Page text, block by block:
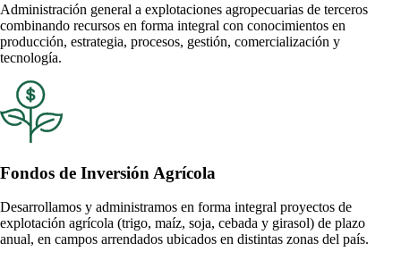
Administración general a explotaciones agropecuarias de terceros
combinando recursos en forma integral con conocimientos en
producción, estrategia, procesos, gestión, comercialización y
tecnología.
Fondos de Inversión Agrícola
Desarrollamos y administramos en forma integral proyectos de
explotación agrícola (trigo, maíz, soja, cebada y girasol) de plazo
anual, en campos arrendados ubicados en distintas zonas del país.